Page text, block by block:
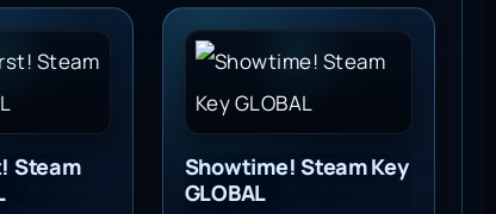
Key GLOBAL
Steam
Showtime! Steam Key GLOBAL
Showtime! Steam Key
GLOBAL